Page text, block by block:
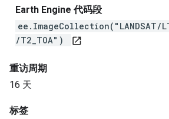
Earth Engine 代码段
ee.ImageCollection("LANDSAT/
/T2_TOA")
open_in_new
重访周期
16 天
标签